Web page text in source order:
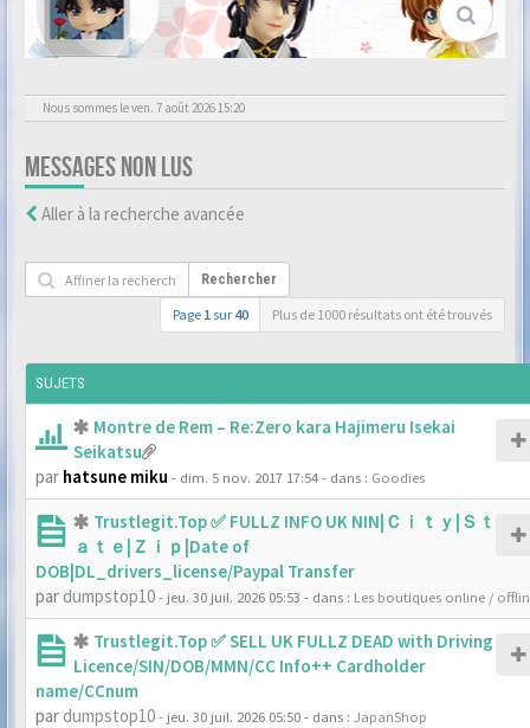
Nous sommes le ven. 7 août 2026 15:20
MESSAGES NON LUS
Aller à la recherche avancée
Rechercher
Page 1 sur 40 Plus de 1000 résultats ont été trouvés
SUJETS
Montre de Rem – Re:Zero kara Hajimeru Isekai
Seikatsu
par hatsune miku - dim. 5 nov. 2017 17:54- dans : Goodies
Trustlegit.Top ✅ FULLZ INFO UK NIN|Ｃｉｔｙ|Ｓｔ
ａｔｅ|Ｚｉｐ|Date of
DOB|DL_drivers_license/Paypal Transfer
par dumpstop10- jeu. 30 juil. 2026 05:53 - dans : Les boutiques online /
Trustlegit.Top ✅ SELL UK FULLZ DEAD with Driving
Licence/SIN/DOB/MMN/CC Info++ Cardholder
name/CCnum
par dumpstop10- jeu. 30 juil. 2026 05:50- dans : JapanShop